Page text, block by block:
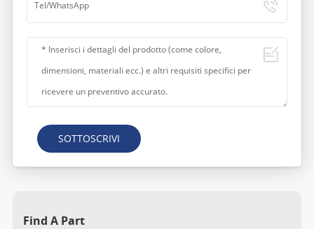
SOTTOSCRIVI
Find A Part